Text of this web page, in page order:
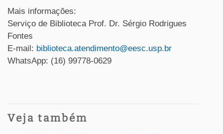
Mais informações:
Serviço de Biblioteca Prof. Dr. Sérgio Rodrigues
Fontes
E-mail: biblioteca.atendimento@eesc.usp.br
WhatsApp: (16) 99778-0629
Veja também